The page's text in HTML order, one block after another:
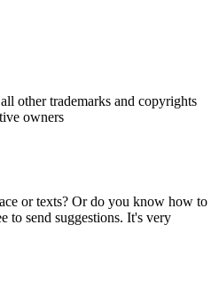
other trademarks and copyrights
owners
or texts? Or do you know how to
to send suggestions. It's very